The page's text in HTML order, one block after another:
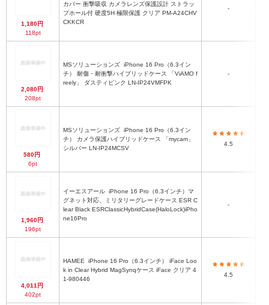
1,180円
118pt
カバー 衝撃吸収 カメラレンズ保護設計 ストラッ
プホール付 硬度5H 極限保護 クリア PM-A24CHV
CKKCR
-
2,080円
208pt
MSソリューションズ
チ） 耐傷・耐衝撃ハイブリッドケース 「ViAMO f
reely」 ダスティピンク LN-IP24VMFPK
-
580円
6pt
MSソリューションズ
チ） カメラ保護ハイブリッドケース 「mycam」
シルバー LN-IP24MCSV
4.5
1,960円
196pt
イーエスアール
グネット対応、ミリタリーグレードケース ESR C
lear Black ESRClassicHybridCase(HaloLock)iPho
ne16Pro
-
4,011円
402pt
HAMEE
k in Clear Hybrid MagSynqケース iFace クリア 4
1-980446
4.5